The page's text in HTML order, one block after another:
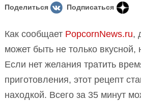
Поделиться Подписаться
Как сообщает PopcornNews.ru,
может быть не только вкусной,
Если нет желания тратить
приготовления, этот рецепт
находкой. Всего за 35 минут